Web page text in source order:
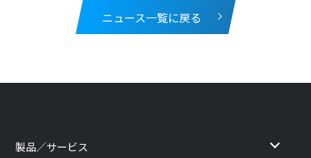
ニュース一覧に戻る
製品／サービス